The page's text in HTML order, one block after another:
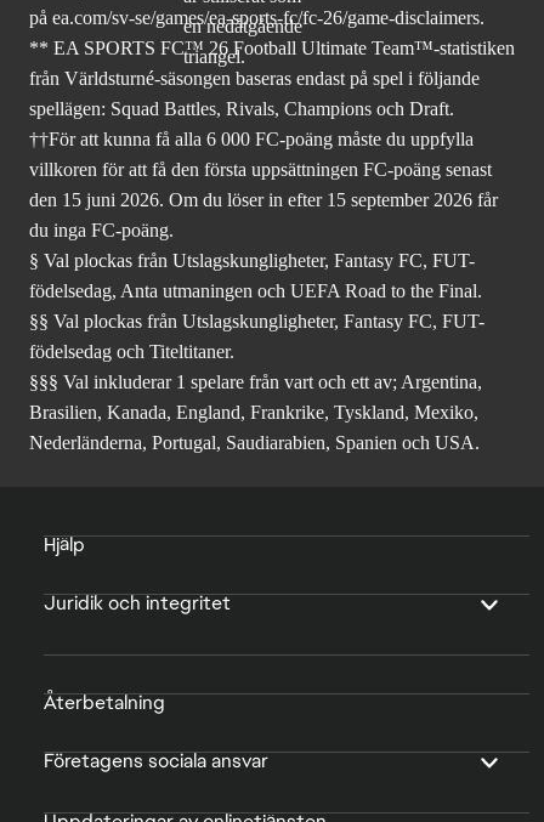
på ea.com/sv-se/games/ea-sports-fc/fc-26/game-disclaimers.
** EA SPORTS FC™ 26 Football Ultimate Team™-statistiken
från Världsturné-säsongen baseras endast på spel i följande
spellägen: Squad Battles, Rivals, Champions och Draft.
††För att kunna få alla 6 000 FC-poäng måste du uppfylla
villkoren för att få den första uppsättningen FC-poäng senast
den 15 juni 2026. Om du löser in efter 15 september 2026 får
du inga FC-poäng.
§ Val plockas från Utslagskungligheter, Fantasy FC, FUT-
födelsedag, Anta utmaningen och UEFA Road to the Final.
§§ Val plockas från Utslagskungligheter, Fantasy FC, FUT-
födelsedag och Titeltitaner.
§§§ Val inkluderar 1 spelare från vart och ett av; Argentina,
Brasilien, Kanada, England, Frankrike, Tyskland, Mexiko,
Nederländerna, Portugal, Saudiarabien, Spanien och USA.
Hjälp
Juridik och integritet
Återbetalning
Företagens sociala ansvar